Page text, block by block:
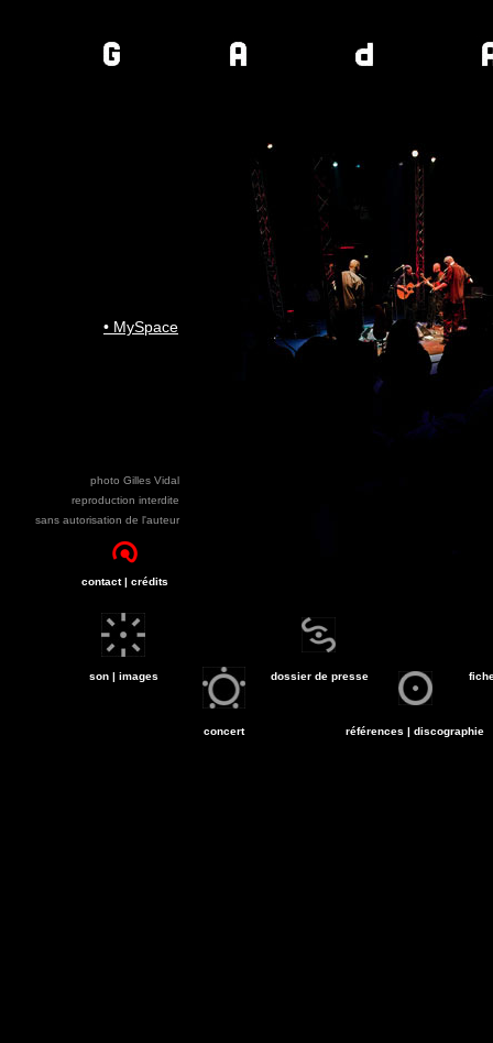
références | discographie
dossier de presse
concert
son | images
contact | crédits
photo Gilles Vidal
reproduction interdite
sans autorisation de l'auteur
• MySpace